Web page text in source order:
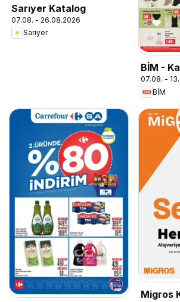
Sarıyer Katalog
07.08. - 26.08.2026
Sarıyer
BİM -
07.08. -
BİM
Migros